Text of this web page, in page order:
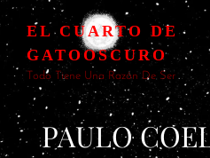
EL CUARTO DE
GATOOSCURO
Todo Tiene Una Razón De Ser
PAULO